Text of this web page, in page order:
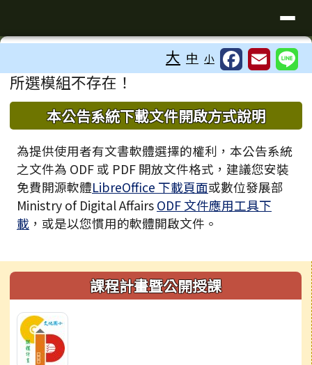
臺南市歸仁區文化國小全球資訊站
⏸
大 中 小
主內容區域
所選模組不存在！
下中區域內容
本公告系統下載文件開啟方式說明
為提供使用者有文書軟體選擇的權利，本公告系統
之文件為 ODF 或 PDF 開放文件格式，建議您安裝
免費開源軟體LibreOffice 下載頁面或數位發展部
Ministry of Digital Affairs ODF 文件應用工具下
載 ，或是以您慣用的軟體開啟文件。
左邊區域內容課程計畫暨公開授課
頁尾區域